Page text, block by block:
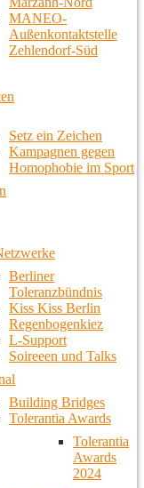
MANEO-
Außenkontaktstelle
Zehlendorf-Süd
Setz ein Zeichen
Kampagnen gegen
Homophobie im Sport
Berliner
Toleranzbündnis
Kiss Kiss Berlin
Regenbogenkiez
L-Support
Soireeen und Talks
Building Bridges
Tolerantia Awards
Tolerantia
Awards
2024